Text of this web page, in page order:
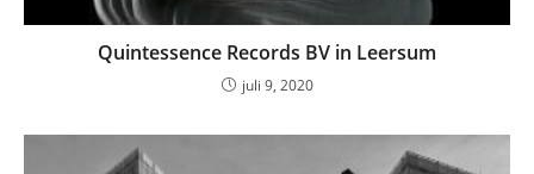
Quintessence Records BV in Leersum
juli 9, 2020